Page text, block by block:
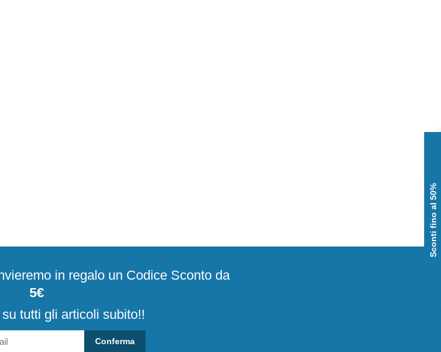
in regalo un Codice Sconto da
5€
tutti gli articoli subito!!
Conferma
Sconti fino al 50%